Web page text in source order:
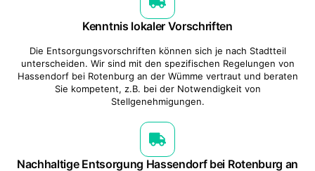
Kenntnis lokaler Vorschriften
Die Entsorgungsvorschriften können sich je nach Stadtteil
unterscheiden. Wir sind mit den spezifischen Regelungen von
Hassendorf bei Rotenburg an der Wümme vertraut und beraten
Sie kompetent, z.B. bei der Notwendigkeit von
Stellgenehmigungen.
Nachhaltige Entsorgung Hassendorf bei Rotenburg an